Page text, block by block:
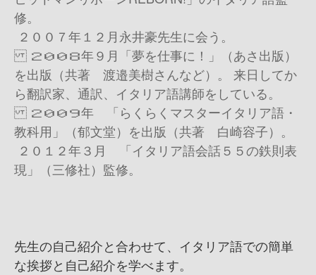
修。
２００７年１２月永井豪先生に会う。
２００８年９月「夢を仕事に！」（あさ出版）
を出版（共著 渡邉美樹さんなど）。 来日してか
ら翻訳家、通訳、イタリア語講師をしている。
２００９年 「らくらくマスターイタリア語・
教科用」（郁文堂）を出版（共著 白崎容子）。
２０１２年３月 「イタリア語会話５５の鉄則表
現」（三修社）監修。
先生の自己紹介と合わせて、イタリア語での簡単
な挨拶と自己紹介を学べます。